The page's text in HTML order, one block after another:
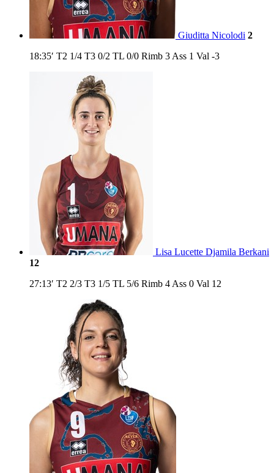
Giuditta Nicolodi 2
18:35′ T2 1/4 T3 0/2 TL 0/0 Rimb 3 Ass 1 Val -3
Lisa Lucette Djamila Berkani
12
27:13′ T2 2/3 T3 1/5 TL 5/6 Rimb 4 Ass 0 Val 12